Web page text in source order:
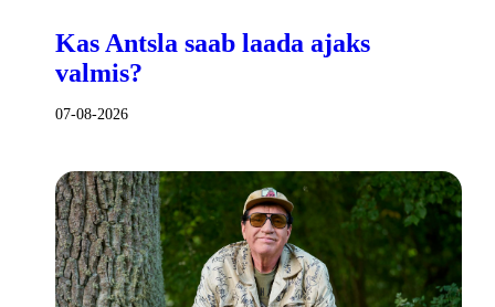
Kas Antsla saab laada ajaks
valmis?
07-08-2026